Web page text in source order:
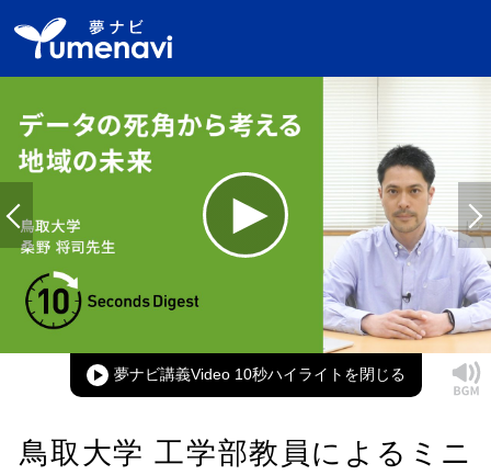
Time
Picture-
in-
Picture
夢ナビ講義Video 10秒ハイライト
鳥取大学 工学部教員によるミニ